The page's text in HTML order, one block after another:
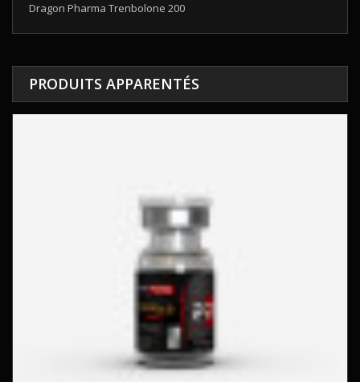
Dragon Pharma Trenbolone 200
PRODUITS APPARENTÉS